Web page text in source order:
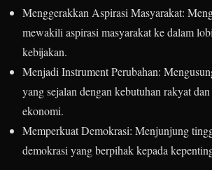
Menggerakkan Aspirasi Masyarakat:
mewakili aspirasi masyarakat ke dalam
kebijakan.
Menjadi Instrument Perubahan:
yang sejalan dengan kebutuhan rakyat
ekonomi.
Memperkuat Demokrasi: Menjunjung
demokrasi yang berpihak kepada